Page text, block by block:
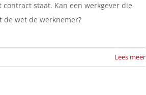
staat. Kan een werkgever die
de wet de werknemer?
Lees meer